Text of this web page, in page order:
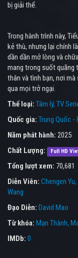
bị giải thể.
Trong hành trình này,
kẻ thù, nhưng lại chính
dần dần mở lòng và
mang trong suốt quãng
thân và tình bạn, nơi
qua mọi trở ngại.
Thể loại: Tâm lý TV
Quốc gia: Trung Quốc -
Năm phát hành: 2025
Chất Lượng:
Full HD
Tổng lượt xem: 70,681
Diễn Viên: Chengen Yu
Wang
Đạo Diễn: David Mao
Từ khóa: Mạn Thành,
IMDb: 0